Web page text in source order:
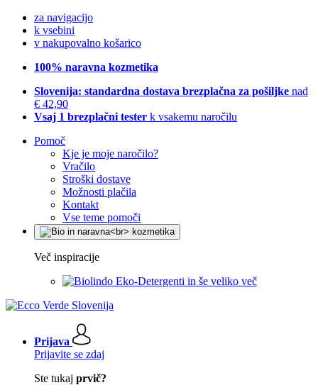
za navigacijo
k vsebini
v nakupovalno košarico
100% naravna kozmetika
Slovenija: standardna dostava brezplačna za pošiljke nad
€ 42,90
Vsaj 1 brezplačni tester k vsakemu naročilu
Pomoč
Kje je moje naročilo?
Vračilo
Stroški dostave
Možnosti plačila
Kontakt
Vse teme pomoči
Več inspiracije
Eko-Detergenti in še veliko več
Prijava
Prijavite se zdaj
Ste tukaj prvič?